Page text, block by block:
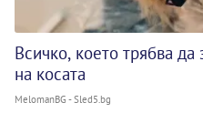
Всичко, което трябва да
на косата
MelomanBG - Sled5.bg